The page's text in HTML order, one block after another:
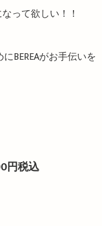
って欲しい！！
BEREAがお手伝いを
税込